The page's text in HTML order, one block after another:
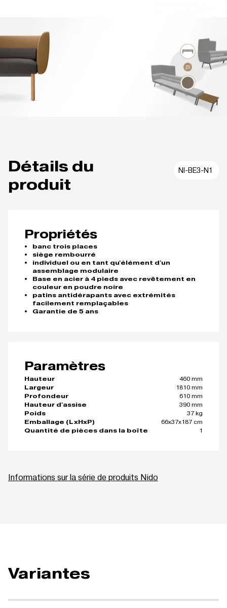
Détails du
produit
NI-BE3-N1
Propriétés
banc trois places
siège rembourré
individuel ou en tant qu'élément d'un
assemblage modulaire
Base en acier à 4 pieds avec revêtement en
couleur en poudre noire
patins antidérapants avec extrémités
facilement remplaçables
Garantie de 5 ans
Paramètres
Hauteur
460 mm
Largeur
1810 mm
Profondeur
610 mm
Hauteur d'assise
390 mm
Poids
37 kg
Emballage (LxHxP)
66x37x187 cm
Quantité de pièces dans la boîte
1
Informations sur la série de produits Nido
Variantes